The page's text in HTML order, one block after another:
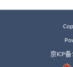
京ICP